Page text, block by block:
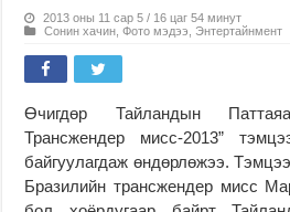
2013 оны 11 сар 5 / 16 цаг 54 минут
Сонин хачин ,Фото мэдээ Энтертайнмент
Өчигдөр Тайландын
Трансжендер мисс-2013”
байгуулагдаж өндөрлөжээ.
Бразилийн трансжендер мисс